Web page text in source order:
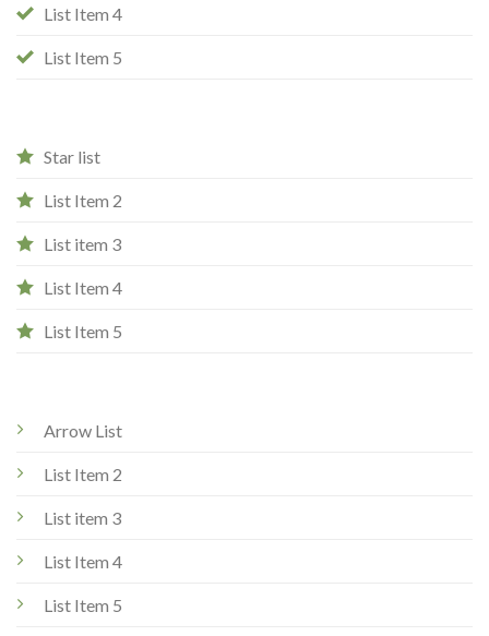
List Item 4
List Item 5
Star list
List Item 2
List item 3
List Item 4
List Item 5
Arrow List
List Item 2
List item 3
List Item 4
List Item 5